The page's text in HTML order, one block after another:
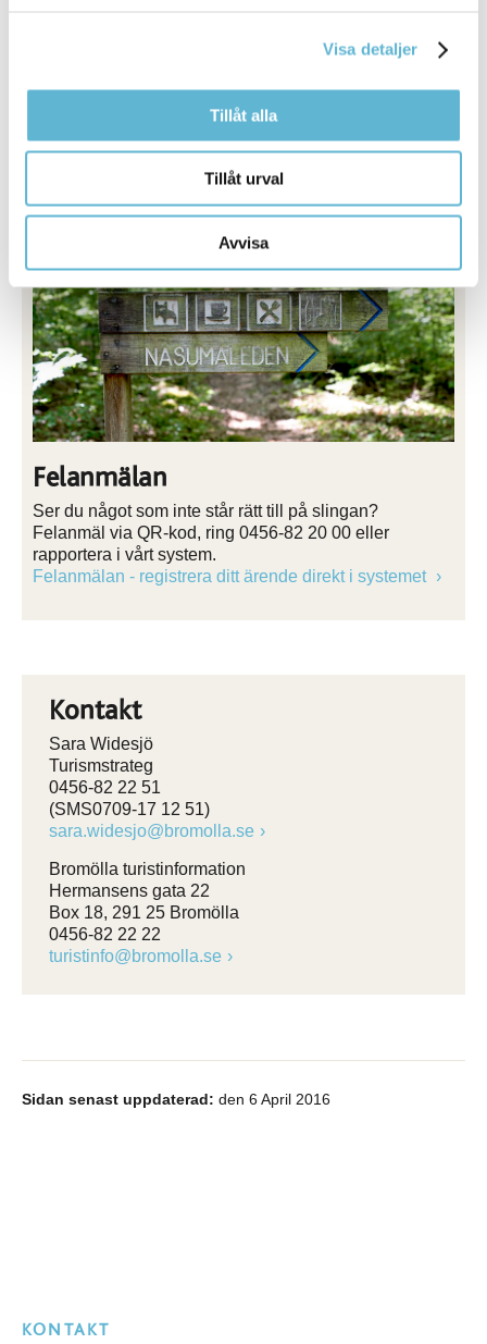
Visa detaljer
Tillåt alla
Tillåt urval
Avvisa
Karta över leden - Outdooractive
Digital guidning av Gustavsbergsleden
Felanmälan
Ser du något som inte står rätt till på slingan?
Felanmäl via QR-kod, ring 0456-82 20 00 eller
rapportera i vårt system.
Felanmälan - registrera ditt ärende direkt i systemet
Kontakt
Sara Widesjö
Turismstrateg
0456-82 22 51
(SMS0709-17 12 51)
sara.widesjo@bromolla.se
Bromölla turistinformation
Hermansens gata 22
Box 18, 291 25 Bromölla
0456-82 22 22
turistinfo@bromolla.se
Sidan senast uppdaterad: den 6 April 2016
KONTAKT